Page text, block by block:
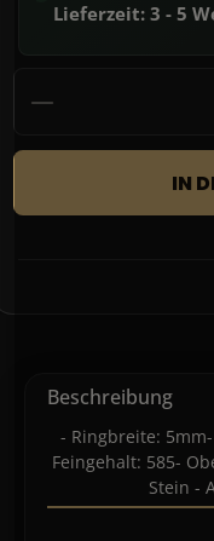
Lieferzeit: 3 - 5
Produkt
IN
Beschreibung
- Ringbreite:
Feingehalt: 585-
Stein -